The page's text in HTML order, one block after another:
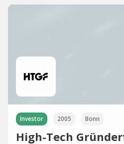
Investor 2005 Bonn
High-Tech